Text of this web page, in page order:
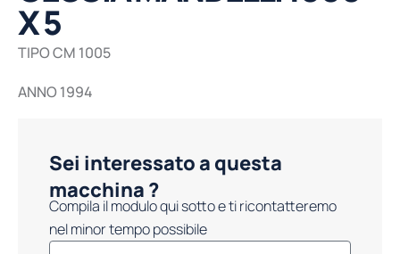
X 5
TIPO CM 1005
ANNO 1994
Sei interessato a questa
macchina ?
Compila il modulo qui sotto e ti ricontatteremo
nel minor tempo possibile